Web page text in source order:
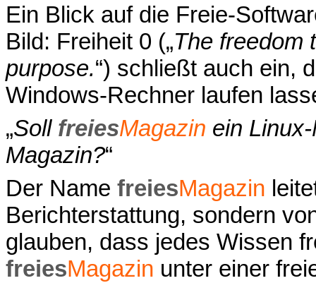
Ein Blick auf die Freie-
Bild: Freiheit 0 („The freedom
purpose.“) schließt auch ein,
Windows-Rechner laufen
„Soll freiesMagazin ein
Magazin?“
Der Name freiesMagazin
Berichterstattung, sondern
glauben, dass jedes Wissen
freiesMagazin unter einer